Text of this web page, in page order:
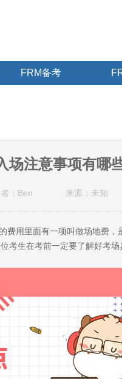
FRM备考
场注意事项有哪
：Ben 来源：未知
用里面有一项叫做场地费，
考生在考前一定要了解好考场